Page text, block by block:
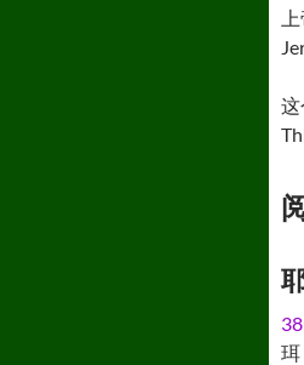
这
珥